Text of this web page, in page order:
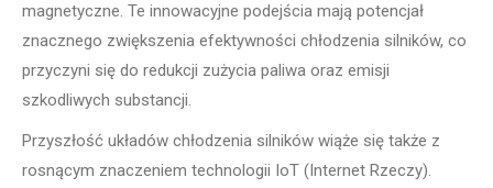
magnetyczne. Te innowacyjne podejścia mają potencjał
znacznego zwiększenia efektywności chłodzenia silników, co
przyczyni się do redukcji zużycia paliwa oraz emisji
szkodliwych substancji.
Przyszłość układów chłodzenia silników wiąże się także z
rosnącym znaczeniem technologii IoT (Internet Rzeczy).